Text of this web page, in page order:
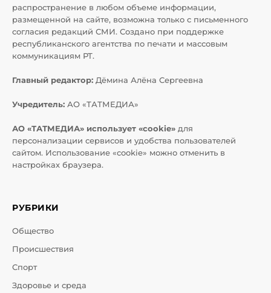
распространение в любом объеме информации,
размещенной на сайте, возможна только с письменного
согласия редакций СМИ. Создано при поддержке
республиканского агентства по печати и массовым
коммуникациям РТ.
Главный редактор: Дёмина Алёна Сергеевна
Учредитель: АО «ТАТМЕДИА»
АО «ТАТМЕДИА» использует «cookie» для
персонализации сервисов и удобства пользователей
сайтом. Использование «cookie» можно отменить в
настройках браузера.
РУБРИКИ
Общество
Происшествия
Спорт
Здоровье и среда